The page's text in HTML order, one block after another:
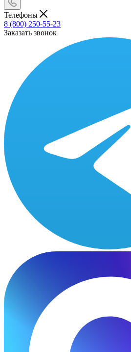
Телефоны
8 (800) 250-55-23
Заказать звонок